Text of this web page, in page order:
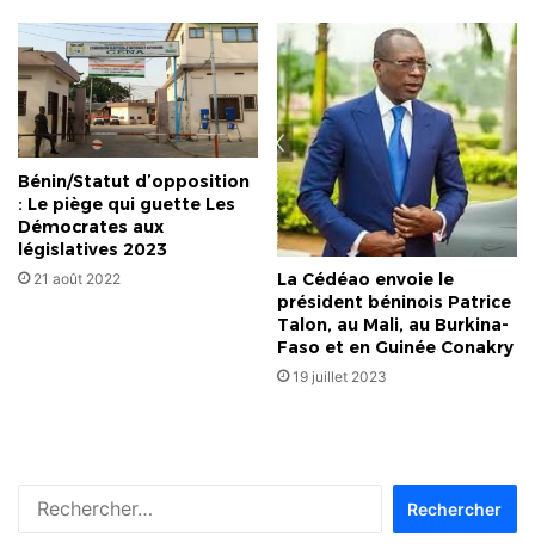
Bénin/Statut d’opposition
: Le piège qui guette Les
Démocrates aux
législatives 2023
21 août 2022
La Cédéao envoie le
président béninois Patrice
Talon, au Mali, au Burkina-
Faso et en Guinée Conakry
19 juillet 2023